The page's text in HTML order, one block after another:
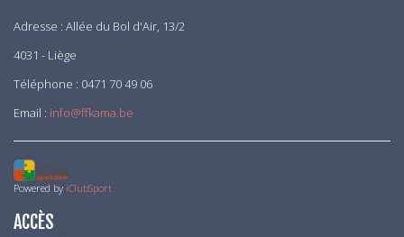
Adresse : Allée du Bol d'Air, 13/2
4031 - Liège
Téléphone : 0471 70 49 06
Email : info@ffkama.be
Powered by iClubSport
ACCÈS